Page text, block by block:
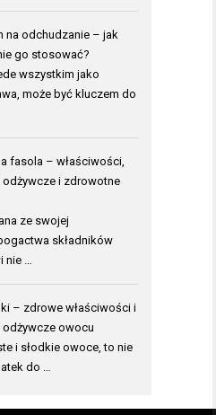
na odchudzanie – jak
go stosować?
wszystkim jako
może być kluczem do
fasola – właściwości,
i zdrowotne
ze swojej
składników
nie …
– zdrowe właściwości i
owocu
i słodkie owoce, to nie
do …